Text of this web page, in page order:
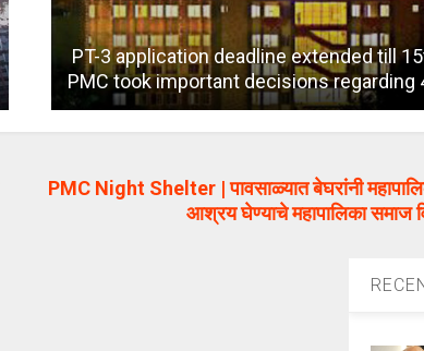
PT-3 application deadline extended till
PMC took important decisions regarding
PMC Night Shelter | पावसाळ्यात बेघरांनी
आश्रय घेण्याचे महापालिका समाज